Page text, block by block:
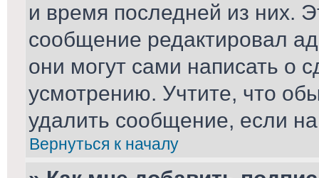
и время последней из них.
сообщение редактировал
они могут сами написать о
усмотрению. Учтите, что
удалить сообщение, если на
Вернуться к началу